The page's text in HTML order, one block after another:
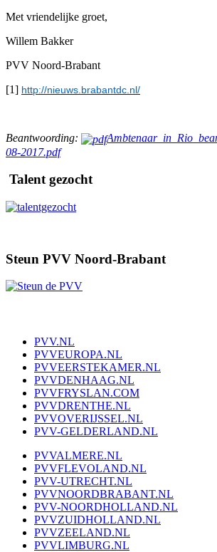
Met vriendelijke groet,
Willem Bakker
PVV Noord-Brabant
[1] http://nieuws.brabantdc.nl/
Beantwoording:
08-2017.pdf
Talent gezocht
Steun PVV Noord-Brabant
PVV.NL
PVVEUROPA.NL
PVVEERSTEKAMER.NL
PVVDENHAAG.NL
PVVFRYSLAN.COM
PVVDRENTHE.NL
PVVOVERIJSSEL.NL
PVV-GELDERLAND.NL
PVVALMERE.NL
PVVFLEVOLAND.NL
PVV-UTRECHT.NL
PVVNOORDBRABANT.NL
PVV-NOORDHOLLAND.NL
PVVZUIDHOLLAND.NL
PVVZEELAND.NL
PVVLIMBURG.NL